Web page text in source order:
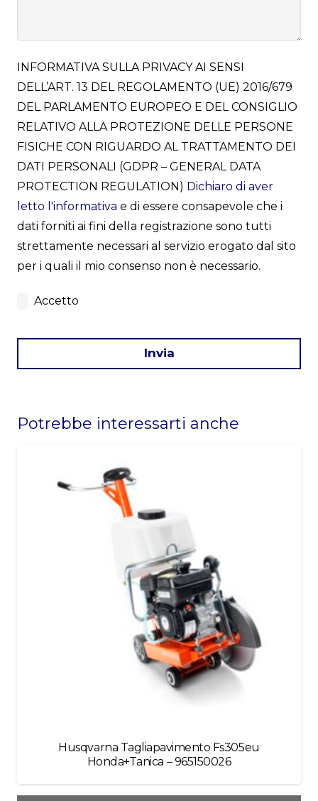
INFORMATIVA SULLA PRIVACY AI SENSI
DELL’ART. 13 DEL REGOLAMENTO (UE) 2016/679
DEL PARLAMENTO EUROPEO E DEL CONSIGLIO
RELATIVO ALLA PROTEZIONE DELLE PERSONE
FISICHE CON RIGUARDO AL TRATTAMENTO DEI
DATI PERSONALI (GDPR – GENERAL DATA
PROTECTION REGULATION) Dichiaro di aver
letto l'informativa e di essere consapevole che i
dati forniti ai fini della registrazione sono tutti
strettamente necessari al servizio erogato dal sito
per i quali il mio consenso non è necessario.
Accetto
Invia
should
Potrebbe interessarti anche
Husqvarna Tagliapavimento Fs305eu
Honda+Tanica – 965150026